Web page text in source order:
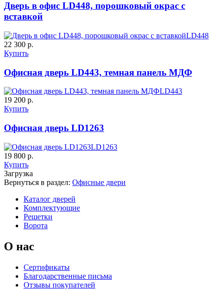
Порошковое напыление
К-10 60 К-11 Н
К-11 С К-11 СС
C63 C64
C65 C66
Дверь в офис LD448, порошковый окрас с
вставкой
LD448
22 300 р.
Купить
Офисная дверь LD443, темная панель МДФ
LD443
19 200 р.
Купить
Офисная дверь LD1263
LD1263
19 800 р.
Купить
Загрузка
Вернуться в раздел: Офисные двери
Каталог дверей
Комплектующие
Решетки
Ворота
О нас
Сертификаты
Благодарственные письма
Отзывы покупателей